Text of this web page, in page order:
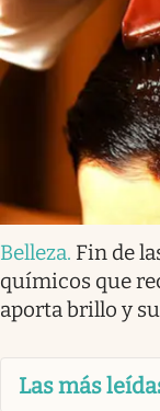
Belleza. Fin de
químicos que
aporta brillo y
Las más